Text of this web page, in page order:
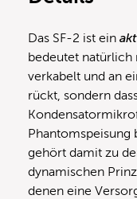
Das SF-2 ist ein
bedeutet natürlich
verkabelt und an
rückt, sondern
Phantomspeisung
gehört damit zu
dynamischen
denen eine